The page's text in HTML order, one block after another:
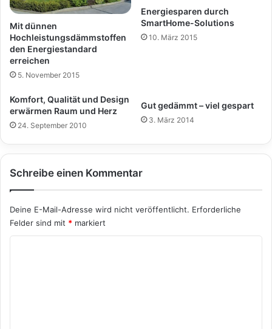
Mit dünnen
Hochleistungsdämmstoffen
den Energiestandard
erreichen
5. November 2015
Energiesparen durch
SmartHome-Solutions
10. März 2015
Komfort, Qualität und Design
erwärmen Raum und Herz
24. September 2010
Gut gedämmt – viel gespart
3. März 2014
Schreibe einen Kommentar
Deine E-Mail-Adresse wird nicht veröffentlicht. Erforderliche
Felder sind mit * markiert